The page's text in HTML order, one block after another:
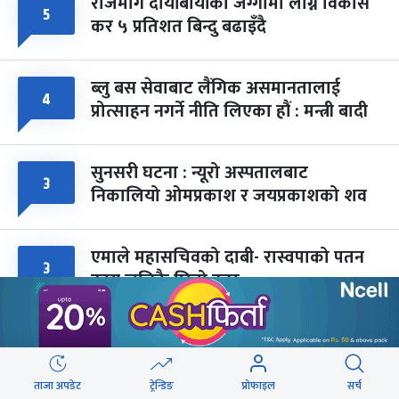
५ कर ५ प्रतिशत बिन्दु बढाइँदै
४ ब्लु बस सेवाबाट लैंगिक असमानतालाई
प्रोत्साहन नगर्ने नीति लिएका हौं : मन्त्री बादी
३ सुनसरी घटना : न्यूरो अस्पतालबाट
निकालियो ओमप्रकाश र जयप्रकाशको शव
३ एमाले महासचिवको दाबी- रास्वपाको पतन
उदय जत्तिकै छिटो हुन्छ
वेबस्टोरिज
ताजा अपडेट ट्रेन्डिङ प्रोफाइल सर्च